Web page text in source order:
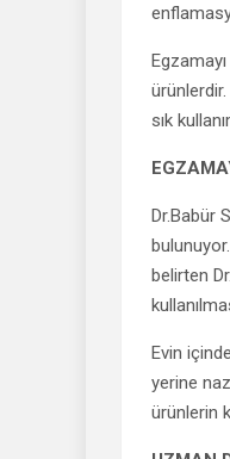
sık
Dr.Babür
belirten
Evin
yerine
ürünlerin